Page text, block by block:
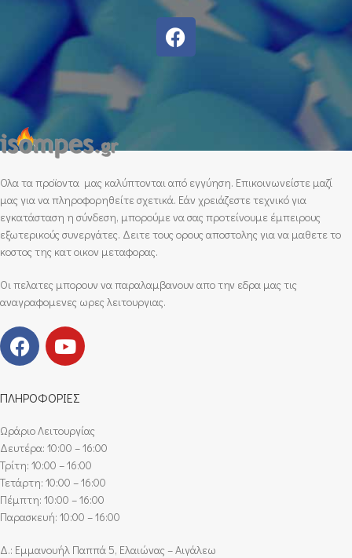
Ολα τα προϊοντα μας καλύπτονται από εγγύηση. Επικοινωνείστε μαζί
μας για να πληροφορηθείτε σχετικά. Εάν χρειάζεστε τεχνικό για
εγκατάσταση η σύνδεση, μπορούμε να σας προτείνουμε έμπειρους
εξωτερικούς συνεργάτες. Δειτε τους ορους αποστολης για να μαθετε το
κοστος της κατ οικον μεταφορας.
Οι πελατες μπορουν να παραλαμβανουν απο την εδρα μας τις
αναγραφομενες ωρες λειτουργιας.
ΠΛΗΡΟΦΟΡΙΕΣ
Ωράριο Λειτουργίας
Δευτέρα: 10:00 – 16:00
Τρίτη: 10:00 – 16:00
Τετάρτη: 10:00 – 16:00
Πέμπτη: 10:00 – 16:00
Παρασκευή: 10:00 – 16:00
Δ.: Εμμανουήλ Παππά 5, Ελαιώνας – Αιγάλεω